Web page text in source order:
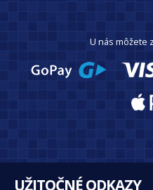
U nás môžete
UŽITOČNÉ ODKAZY